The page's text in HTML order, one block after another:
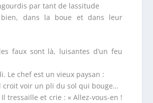
par tant de lassitude
bien, dans la boue et dans leur
faux sont là, luisantes d’un feu
Le chef est un vieux paysan :
croit voir un pli du sol qui bouge…
Il tressaille et crie : « Allez-vous-en !